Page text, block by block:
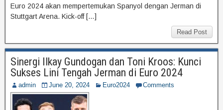
Euro 2024 akan mempertemukan Spanyol dengan Jerman di
Stuttgart Arena. Kick-off […]
Read Post
Sinergi Ilkay Gundogan dan Toni Kroos: Kunci
Sukses Lini Tengah Jerman di Euro 2024
admin June 20, 2024 Euro2024 Comments